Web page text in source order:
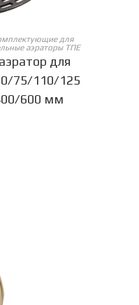
для
аэраторы ТПЕ
для
75/110/125
600 мм